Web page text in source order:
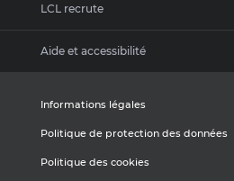
Communiqués de presse
Charte graphique
Numéros utiles
LCL recrute
Nos offres d'emploi
Aide et accessibilité
Accès malentendants et sourds
Questions fréquentes
Médiation
Informations légales
Politique de protection des données
Politique des cookies